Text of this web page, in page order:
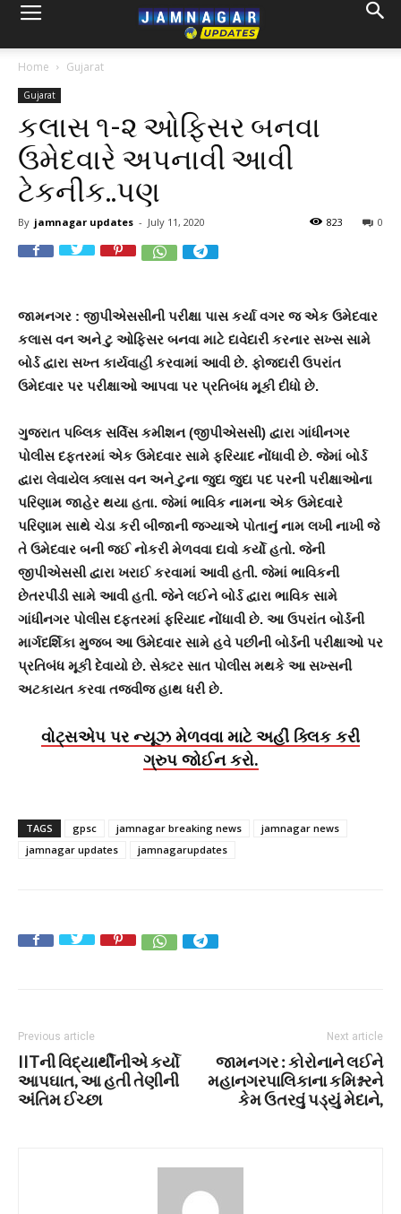
Home Gujarat
Gujarat
કલાસ ૧-૨ ઓફિસર બનવા
ઉમેદવારે અપનાવી આવી
ટેકનીક..પણ
By jamnagar updates - July 11, 2020 0
823
જામનગર : જીપીએસસીની પરીક્ષા પાસ કર્યા વગર જ એક ઉમેદવાર
કલાસ વન અને ટુ ઓફિસર બનવા માટે દાવેદારી કરનાર સખ્સ સામે
બોર્ડ દ્વારા સખ્ત કાર્યવાહી કરવામાં આવી છે. ફોજદારી ઉપરાંત
ઉમેદવાર પર પરીક્ષાઓ આપવા પર પ્રતિબંધ મૂકી દીધો છે.
ગુજરાત પબ્લિક સર્વિસ કમીશન (જીપીએસસી) દ્વારા ગાંધીનગર
પોલીસ દફતરમાં એક ઉમેદવાર સામે ફરિયાદ નોંધાવી છે. જેમાં બોર્ડ
દ્વારા લેવાયેલ ક્લાસ વન અને ટુના જુદા જુદા પદ પરની પરીક્ષાઓના
પરિણામ જાહેર થયા હતા. જેમાં ભાવિક નામના એક ઉમેદવારે
પરિણામ સાથે ચેડા કરી બીજાની જગ્યાએ પોતાનું નામ લખી નાખી જે
તે ઉમેદવાર બની જઈ નોકરી મેળવવા દાવો કર્યો હતો. જેની
જીપીએસસી દ્વારા ખરાઈ કરવામાં આવી હતી. જેમાં ભાવિકની
છેતરપીંડી સામે આવી હતી. જેને લઈને બોર્ડ દ્વારા ભાવિક સામે
ગાંધીનગર પોલીસ દફતરમાં ફરિયાદ નોંધાવી છે. આ ઉપરાંત બોર્ડની
માર્ગદર્શિકા મુજબ આ ઉમેદવાર સામે હવે પછીની બોર્ડની પરીક્ષાઓ પર
પ્રતિબંધ મૂકી દેવાયો છે. સેક્ટર સાત પોલીસ મથકે આ સખ્સની
અટકાયત કરવા તજવીજ હાથ ધરી છે.
વોટ્સએપ પર ન્યૂઝ મેળવવા માટે અહીં ક્લિક કરી
ગ્રુપ જોઈન કરો.
TAGS gpsc jamnagar breaking news
jamnagar news
jamnagar updates
jamnagarupdates
Previous article
IITની વિદ્યાર્થીનીએ કર્યો
આપઘાત, આ હતી તેણીની
અંતિમ ઈચ્છા
Next article
જામનગર : કોરોનાને લઈને
મહાનગરપાલિકાના કમિશ્નરને
કેમ ઉતરવું પડ્યું મેદાને,